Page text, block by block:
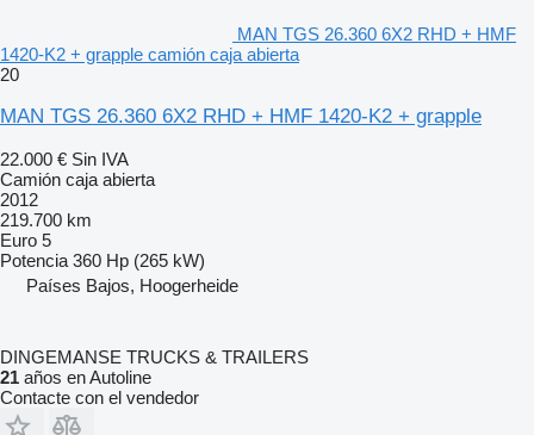
MAN TGS 26.360 6X2 RHD + HMF
1420-K2 + grapple camión caja abierta
20
MAN TGS 26.360 6X2 RHD + HMF 1420-K2 + grapple
22.000 € Sin IVA
Camión caja abierta
2012
219.700 km
Euro 5
Potencia 360 Hp (265 kW)
Países Bajos, Hoogerheide
DINGEMANSE TRUCKS & TRAILERS
21 años en Autoline
Contacte con el vendedor